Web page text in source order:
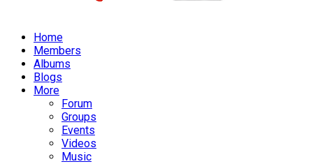
Home
Members
Albums
Blogs
More
Forum
Groups
Events
Videos
Music